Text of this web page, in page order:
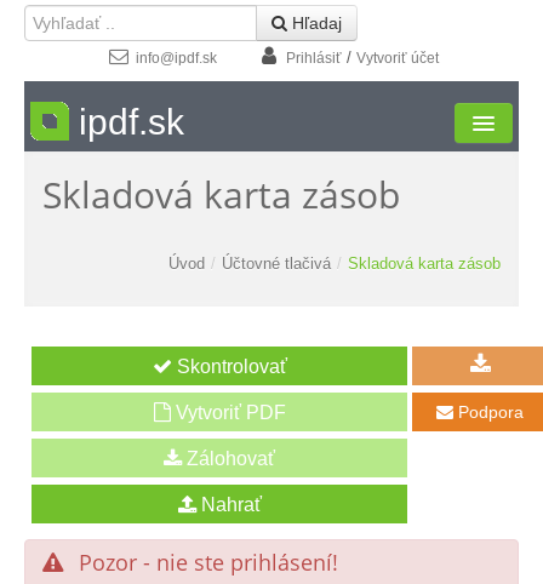
 Hľadaj
info@ipdf.sk Prihlásiť/ Vytvoriť účet
ipdf.sk
Formuláre
Kontakt
Skladová karta zásob
Úvod / Účtovné tlačivá / Skladová karta zásob
Vytvoriť PDF  Podpora
 Pozor - nie ste prihlásení!